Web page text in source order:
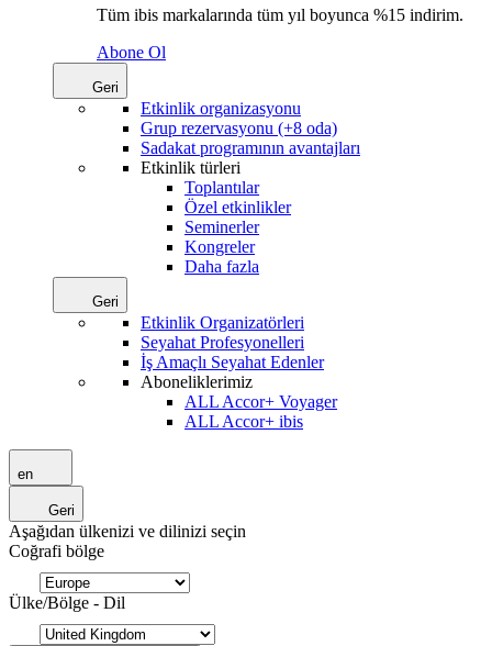
Tüm ibis markalarında tüm yıl boyunca %15 indirim.
Abone Ol
Geri
Etkinlik organizasyonu
Grup rezervasyonu (+8 oda)
Sadakat programının avantajları
Etkinlik türleri
Toplantılar
Özel etkinlikler
Seminerler
Kongreler
Daha fazla
Geri
Etkinlik Organizatörleri
Seyahat Profesyonelleri
İş Amaçlı Seyahat Edenler
Aboneliklerimiz
ALL Accor+ Voyager
ALL Accor+ ibis
en
Geri
Aşağıdan ülkenizi ve dilinizi seçin
Coğrafi bölge
Ülke/Bölge - Dil